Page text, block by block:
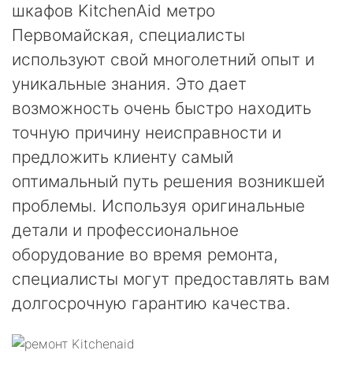
шкафов KitchenAid метро
Первомайская, специалисты
используют свой многолетний опыт и
уникальные знания. Это дает
возможность очень быстро находить
точную причину неисправности и
предложить клиенту самый
оптимальный путь решения возникшей
проблемы. Используя оригинальные
детали и профессиональное
оборудование во время ремонта,
специалисты могут предоставлять вам
долгосрочную гарантию качества.